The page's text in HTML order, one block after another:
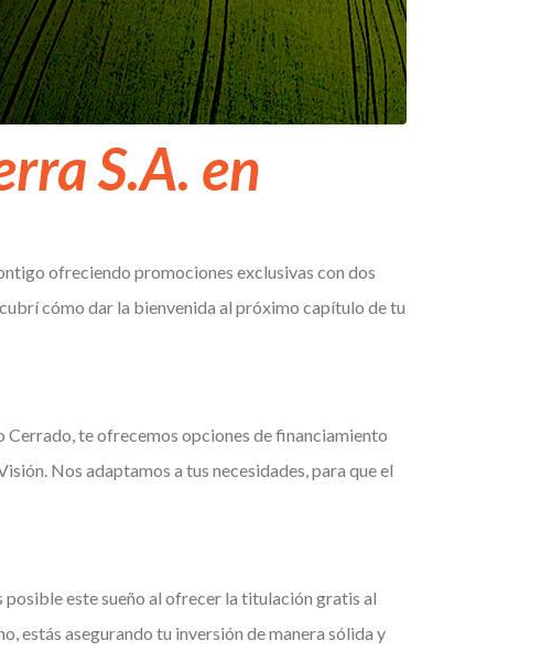
S.A. en
ofreciendo promociones exclusivas con dos
cómo dar la bienvenida al próximo capítulo de tu
Cerrado, te ofrecemos opciones de financiamiento
Nos adaptamos a tus necesidades, para que el
este sueño al ofrecer la titulación gratis al
estás asegurando tu inversión de manera sólida y